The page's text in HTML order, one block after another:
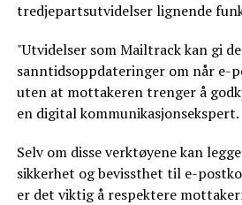
tredjepartsutvidelser lignende
"Utvidelser som Mailtrack kan gi
sanntidsoppdateringer om når e-
uten at mottakeren trenger å
en digital kommunikasjonsekspert.
Selv om disse verktøyene kan
sikkerhet og bevissthet til e-
er det viktig å respektere